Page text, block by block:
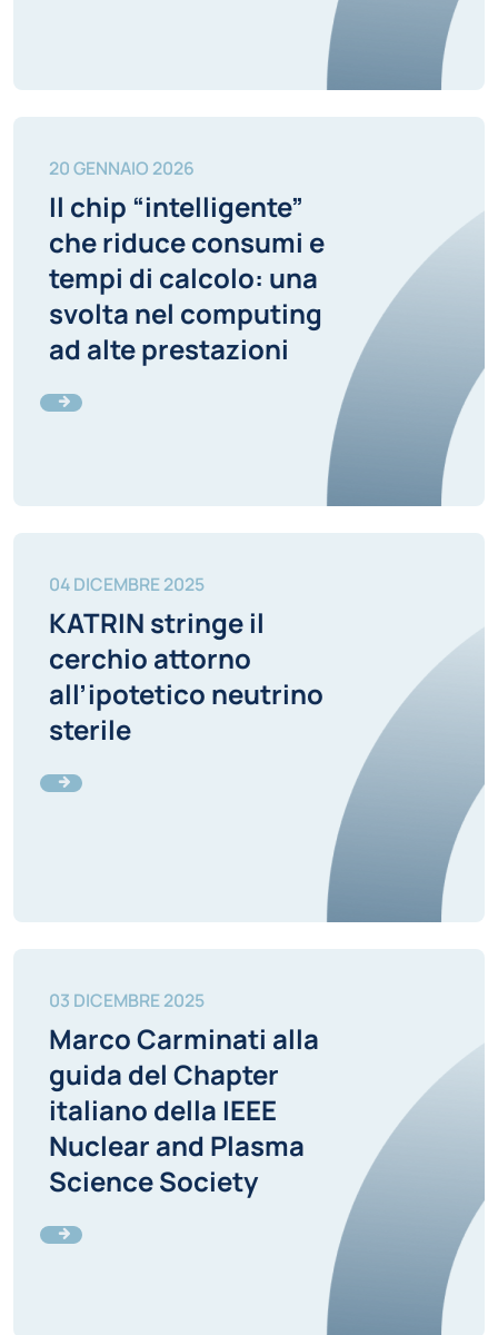
20 GENNAIO 2026
Il chip “intelligente”
che riduce consumi e
tempi di calcolo: una
svolta nel computing
ad alte prestazioni
04 DICEMBRE 2025
KATRIN stringe il
cerchio attorno
all’ipotetico neutrino
sterile
03 DICEMBRE 2025
Marco Carminati alla
guida del Chapter
italiano della IEEE
Nuclear and Plasma
Science Society